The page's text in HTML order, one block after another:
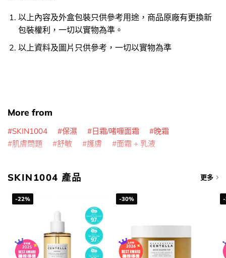
以上內容及外盒包裝只供參考用途，商品原廠有更換新
包裝權利，一切以實物為準。
以上資料及圖片只供參考，一切以實物為準
More from
SKIN1004 保濕 日霜/啫喱面霜
晚霜
肌膚問題
舒敏 護膚 面霜 + 乳液
SKIN1004 產品 更多
-22% -30%